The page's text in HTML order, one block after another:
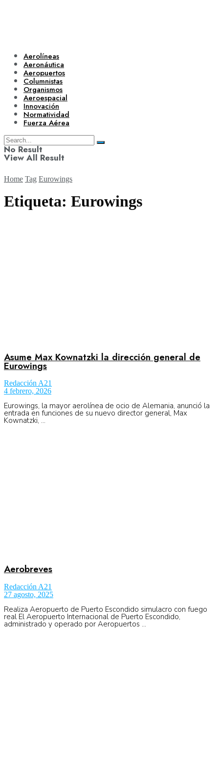
Aerolíneas
Aeronáutica
Aeropuertos
Columnistas
Organismos
Aeroespacial
Innovación
Normatividad
Fuerza Aérea
No Result
View All Result
Organismos
Aeroespacial
Innovación
No Result
View All Result
Home Tag Eurowings
Etiqueta: Eurowings
Asume Max Kownatzki la dirección general de
Eurowings
Redacción A21
4 febrero, 2026
Eurowings, la mayor aerolínea de ocio de Alemania, anunció la
entrada en funciones de su nuevo director general, Max
Kownatzki, ...
Aerobreves
Redacción A21
27 agosto, 2025
Realiza Aeropuerto de Puerto Escondido simulacro con fuego
real El Aeropuerto Internacional de Puerto Escondido,
administrado y operado por Aeropuertos ...